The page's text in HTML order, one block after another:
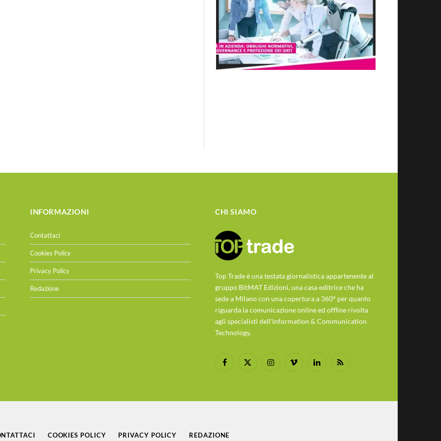
INFORMAZIONI
Contattaci
Cookies Policy
Privacy Policy
Redazione
CHI SIAMO
Top Trade è una testata giornalistica appartenente al
gruppo BitMAT Edizioni, una casa editrice che ha
sede a Milano con una copertura a 360° per quanto
riguarda la comunicazione online ed offline rivolta
agli specialisti dell'lnformation & Communication
Technology.
Facebook
X
InstagramVimeo LinkedInRSS
COOKIES POLICY PRIVACY POLICY REDAZIONE